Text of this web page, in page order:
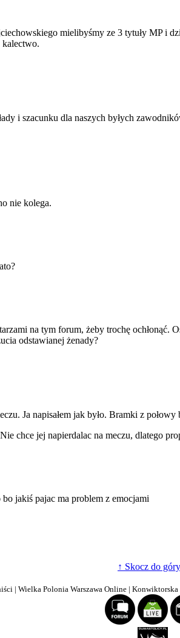
mielibyśmy ze 3 tytuły MP i
kalectwo.
i szacunku dla naszych byłych
nie kolega.
na tym forum, żeby trochę ochłonąć.
odstawianej żenady?
Ja napisałem jak było. Bramki z połowy
chce jej napierdalac na meczu, dlatego
jakiś pajac ma problem z emocjami
↑ Skocz do
| Wielka Polonia Warszawa Online | Konwiktorska